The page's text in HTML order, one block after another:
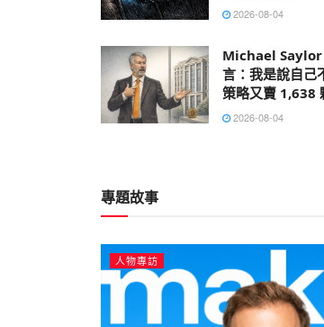
2026-08-04
Michael Saylor
言：我是說自己
策略又賣 1,638
2026-08-04
專題故事
人物專訪